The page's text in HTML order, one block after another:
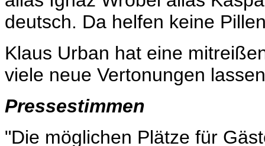
deutsch. Da helfen keine
Klaus Urban hat eine
viele neue Vertonungen
Pressestimmen
"Die möglichen Plätze für